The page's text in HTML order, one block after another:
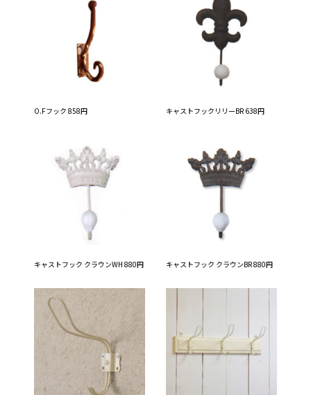
O.Fフック 858円 キャストフックリリーBR 638円
キャストフック クラウンWH 880円 キャストフック クラウンBR 880円